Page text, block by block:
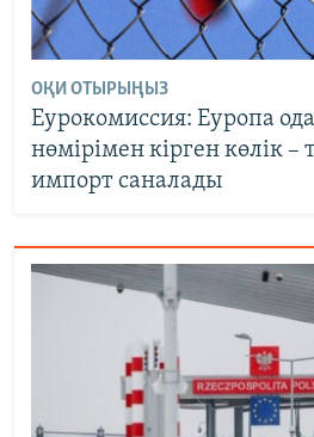
ОҚИ ОТЫРЫҢЫЗ
Еурокомиссия: Еуропа
нөмірімен кірген көлік
импорт саналады